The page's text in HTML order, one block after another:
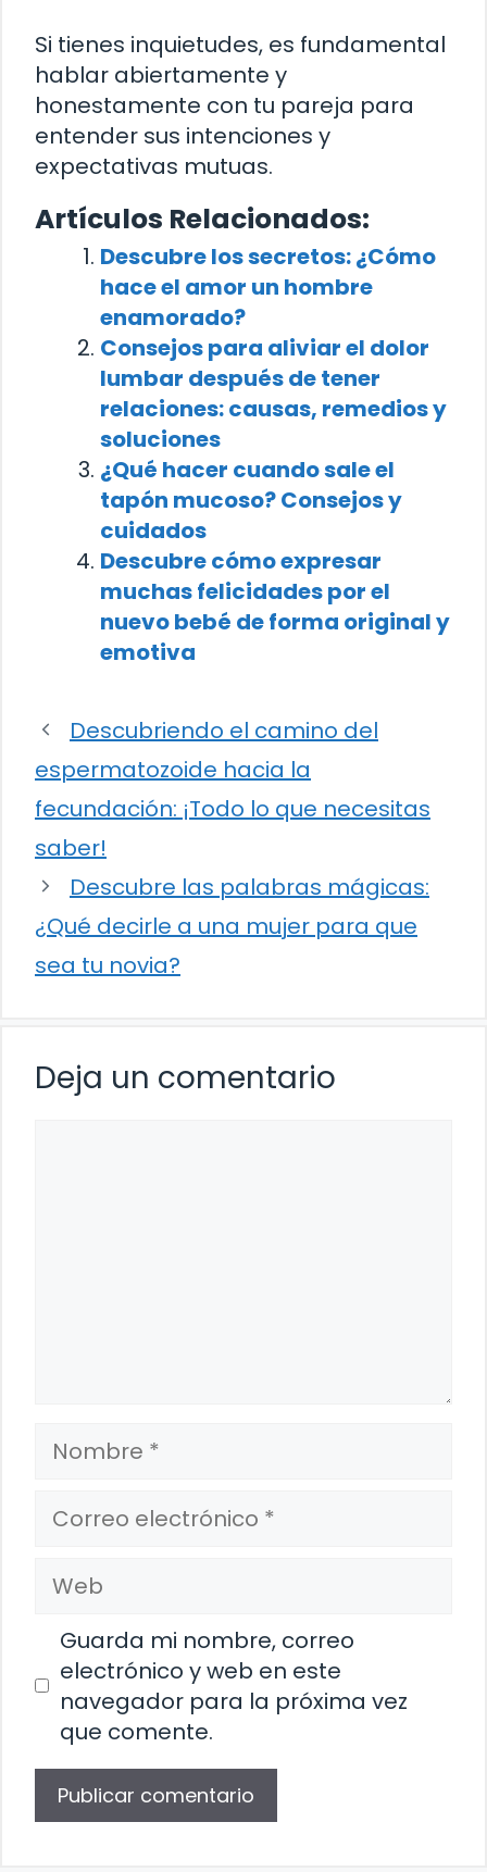
Si tienes inquietudes, es fundamental
hablar abiertamente y
honestamente con tu pareja para
entender sus intenciones y
expectativas mutuas.
Artículos Relacionados:
Descubre los secretos: ¿Cómo
hace el amor un hombre
enamorado?
Consejos para aliviar el dolor
lumbar después de tener
relaciones: causas, remedios y
soluciones
¿Qué hacer cuando sale el
tapón mucoso? Consejos y
cuidados
Descubre cómo expresar
muchas felicidades por el
nuevo bebé de forma original y
emotiva
Descubriendo el camino del
espermatozoide hacia la
fecundación: ¡Todo lo que necesitas
saber!
Descubre las palabras mágicas:
¿Qué decirle a una mujer para que
sea tu novia?
Deja un comentario
Nombre
Correo
electrónico
Web
Guarda mi nombre, correo
electrónico y web en este
navegador para la próxima vez
que comente.